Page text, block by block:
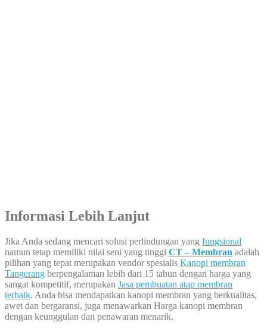
Informasi Lebih Lanjut
Jika Anda sedang mencari solusi perlindungan yang fungsional
namun tetap memiliki nilai seni yang tinggi CT – Membran adalah
pilihan yang tepat merupakan vendor spesialis Kanopi membran
Tangerang berpengalaman lebih dari 15 tahun dengan harga yang
sangat kompetitif, merupakan Jasa pembuatan atap membran
terbaik. Anda bisa mendapatkan kanopi membran yang berkualitas,
awet dan bergaransi, juga menawarkan Harga kanopi membran
dengan keunggulan dan penawaran menarik.